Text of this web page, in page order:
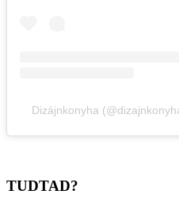
Dizájnkonyha
TUDTAD?